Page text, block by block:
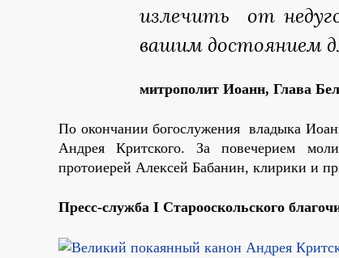
излечить от
вашим достоянием
митрополит Иоанн, Глава
По окончании богослужения владыка
Андрея Критского. За повечерием
протоиерей Алексей Бабанин, клирики и
Пресс-служба I Старооскольского